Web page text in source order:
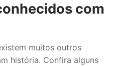
com
muitos outros
história. Confira alguns